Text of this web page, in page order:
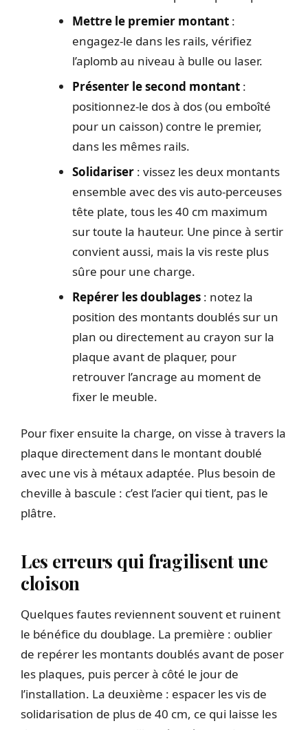
Mettre le premier montant :
engagez-le dans les rails, vérifiez
l’aplomb au niveau à bulle ou laser.
Présenter le second montant :
positionnez-le dos à dos (ou emboîté
pour un caisson) contre le premier,
dans les mêmes rails.
Solidariser : vissez les deux montants
ensemble avec des vis auto-perceuses
tête plate, tous les 40 cm maximum
sur toute la hauteur. Une pince à sertir
convient aussi, mais la vis reste plus
sûre pour une charge.
Repérer les doublages : notez la
position des montants doublés sur un
plan ou directement au crayon sur la
plaque avant de plaquer, pour
retrouver l’ancrage au moment de
fixer le meuble.
Pour fixer ensuite la charge, on visse à travers la
plaque directement dans le montant doublé
avec une vis à métaux adaptée. Plus besoin de
cheville à bascule : c’est l’acier qui tient, pas le
plâtre.
Les erreurs qui fragilisent une
cloison
Quelques fautes reviennent souvent et ruinent
le bénéfice du doublage. La première : oublier
de repérer les montants doublés avant de poser
les plaques, puis percer à côté le jour de
l’installation. La deuxième : espacer les vis de
solidarisation de plus de 40 cm, ce qui laisse les